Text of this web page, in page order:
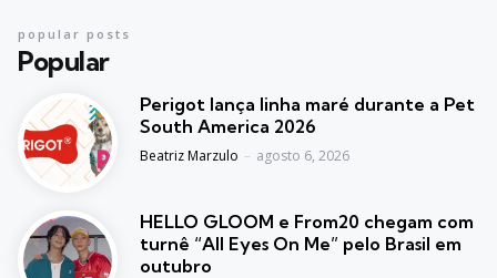
Popular
popular posts
Perigot lança linha maré durante a Pet
South America 2026
Posted
Beatriz Marzulo agosto 6, 2026
HELLO GLOOM e From20 chegam com
turnê “All Eyes On Me” pelo Brasil em
outubro